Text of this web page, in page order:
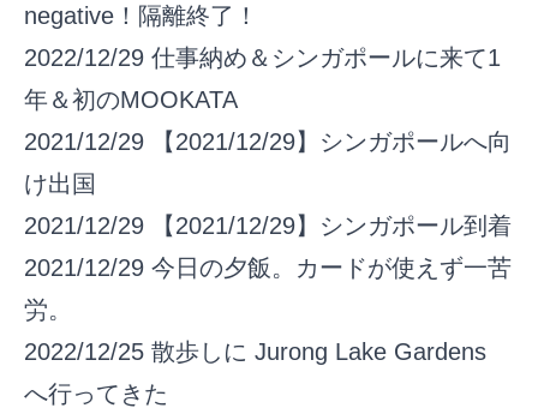
negative！隔離終了！
2022/12/29 仕事納め＆シンガポールに来て1
年＆初のMOOKATA
2021/12/29
【2021/12/29】シンガポールへ向
け出国
2021/12/29
【2021/12/29】シンガポール到着
2021/12/29 今日の夕飯。カードが使えず一苦
労。
2022/12/25 散歩しに Jurong Lake Gardens
へ行ってきた